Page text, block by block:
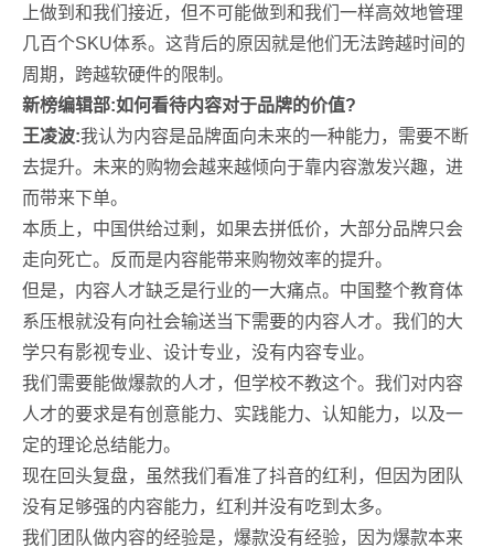
上做到和我们接近，但不可能做到和我们一样高效地管理
几百个SKU体系。这背后的原因就是他们无法跨越时间的
周期，跨越软硬件的限制。
新榜编辑部:如何看待内容对于品牌的价值?
王凌波:我认为内容是品牌面向未来的一种能力，需要不断
去提升。未来的购物会越来越倾向于靠内容激发兴趣，进
而带来下单。
本质上，中国供给过剩，如果去拼低价，大部分品牌只会
走向死亡。反而是内容能带来购物效率的提升。
但是，内容人才缺乏是行业的一大痛点。中国整个教育体
系压根就没有向社会输送当下需要的内容人才。我们的大
学只有影视专业、设计专业，没有内容专业。
我们需要能做爆款的人才，但学校不教这个。我们对内容
人才的要求是有创意能力、实践能力、认知能力，以及一
定的理论总结能力。
现在回头复盘，虽然我们看准了抖音的红利，但因为团队
没有足够强的内容能力，红利并没有吃到太多。
我们团队做内容的经验是，爆款没有经验，因为爆款本来